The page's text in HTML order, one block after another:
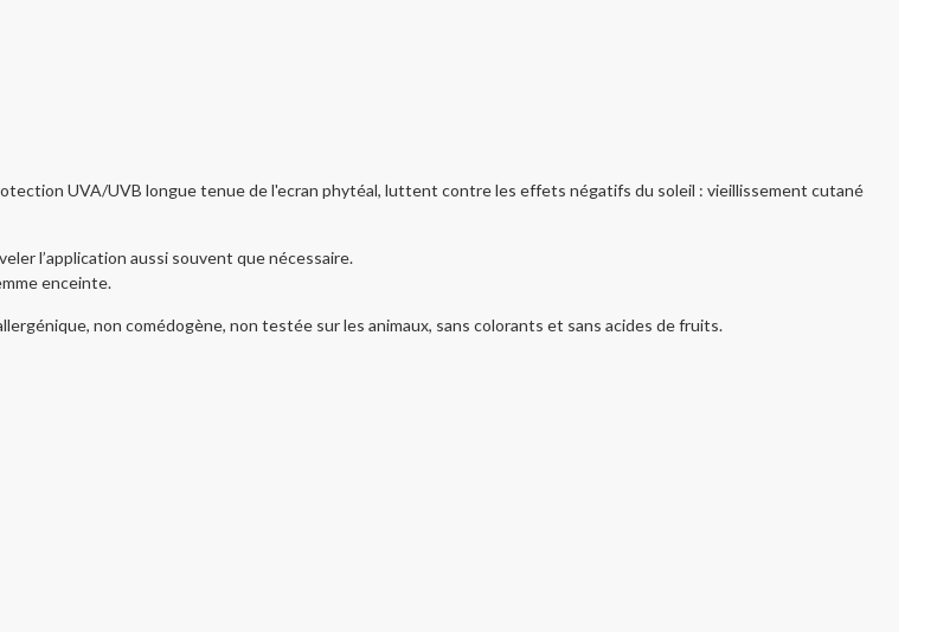
UVA/UVB longue tenue de l'ecran phytéal, luttent contre les effets négatifs du soleil : vieillissement cutané
l’application aussi souvent que nécessaire.
enceinte.
non comédogène, non testée sur les animaux, sans colorants et sans acides de fruits.